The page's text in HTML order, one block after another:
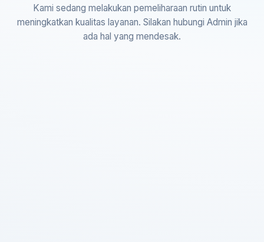
Kami sedang melakukan pemeliharaan rutin untuk
meningkatkan kualitas layanan. Silakan hubungi Admin jika
ada hal yang mendesak.